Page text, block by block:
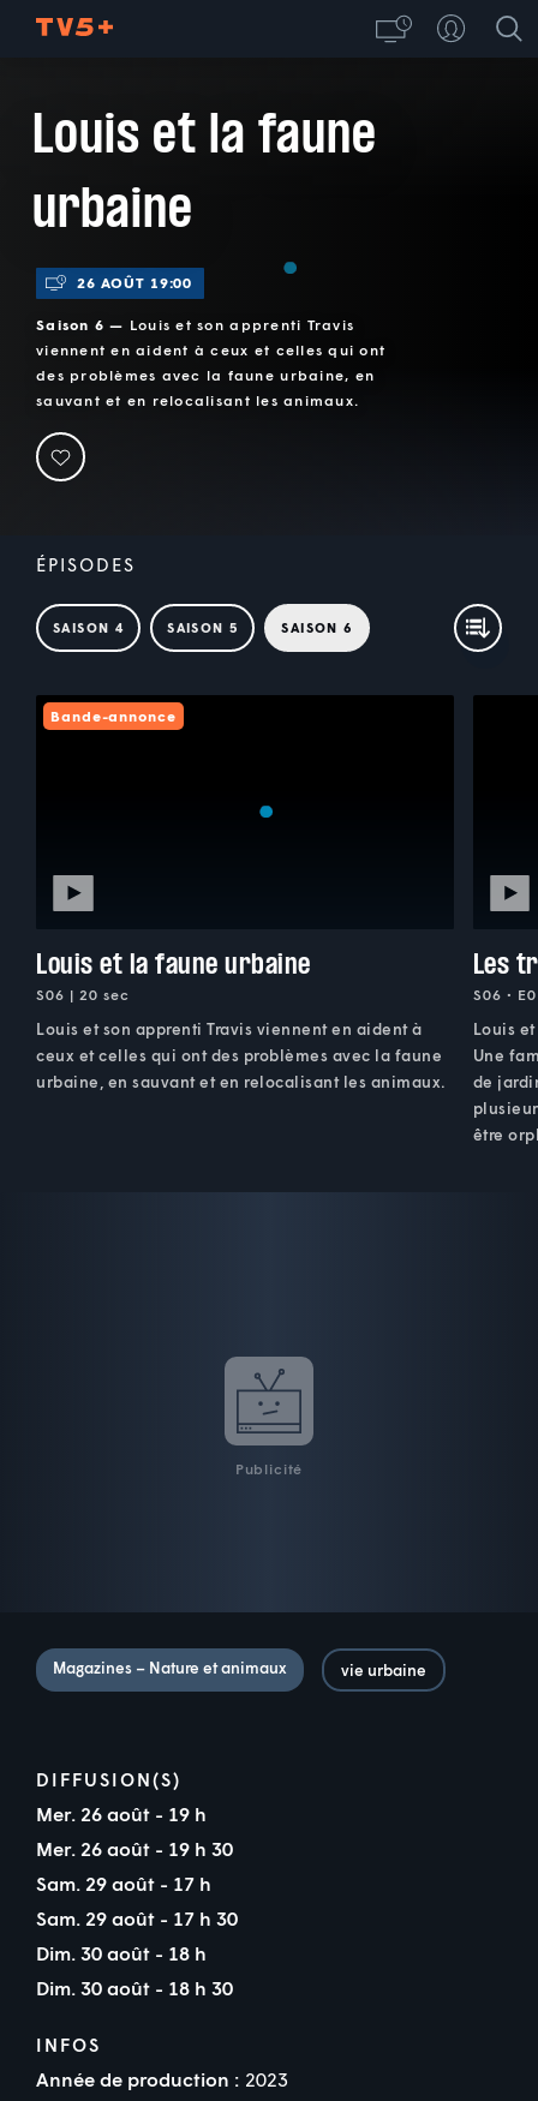
Louis et la faune
urbaine
26 AOÛT 19:00
Saison 6 — Louis et son apprenti Travis
viennent en aident à ceux et celles qui ont
des problèmes avec la faune urbaine, en
sauvant et en relocalisant les animaux.
ÉPISODES
SAISON 4 SAISON 5 SAISON 6
Bande-annonce
Louis et la faune urbaine
S06 | 20 sec
Louis et son apprenti Travis viennent en aident à
ceux et celles qui ont des problèmes avec la faune
urbaine, en sauvant et en relocalisant les animaux.
Les
S06 •
Louis
Une
de
être
Publicité
Magazines – Nature et animaux vie urbaine
DIFFUSION(S)
Mer. 26 août - 19 h
Mer. 26 août - 19 h 30
Sam. 29 août - 17 h
Sam. 29 août - 17 h 30
Dim. 30 août - 18 h
Dim. 30 août - 18 h 30
INFOS
Année de production : 2023